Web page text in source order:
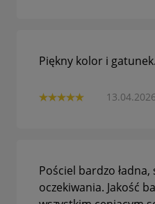
13.04.2026
Piękny kolor i
Pościel bardzo ładna,
oczekiwania. Jakość